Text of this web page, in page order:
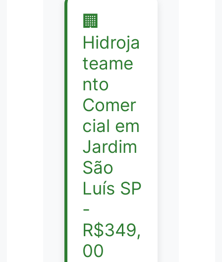
🏢
Hidroja
teame
nto
Comer
cial em
Jardim
São
Luís SP
-
R$349,
00